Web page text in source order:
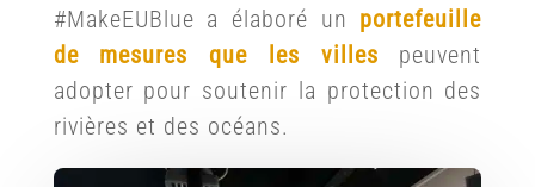
#MakeEUBlue a élaboré un portefeuille
de mesures que les villes peuvent
adopter pour soutenir la protection des
rivières et des océans.